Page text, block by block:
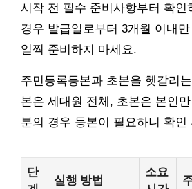
시작 전 필수 준비사항부터 확인
경우 발급일로부터 3개월 이내
일찍 준비하지 마세요.
주민등록등본과 초본을 헷갈리
본은 세대원 전체, 초본은 본인
분의 경우 등본이 필요하니 확인
단
실행 방법
소요